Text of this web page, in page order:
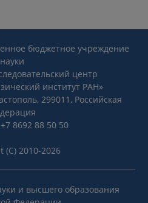
бюджетное учреждение
науки
центр
институт РАН»
299011, Российская
8692 88 50 50
(C) 2010-2026
и высшего образования